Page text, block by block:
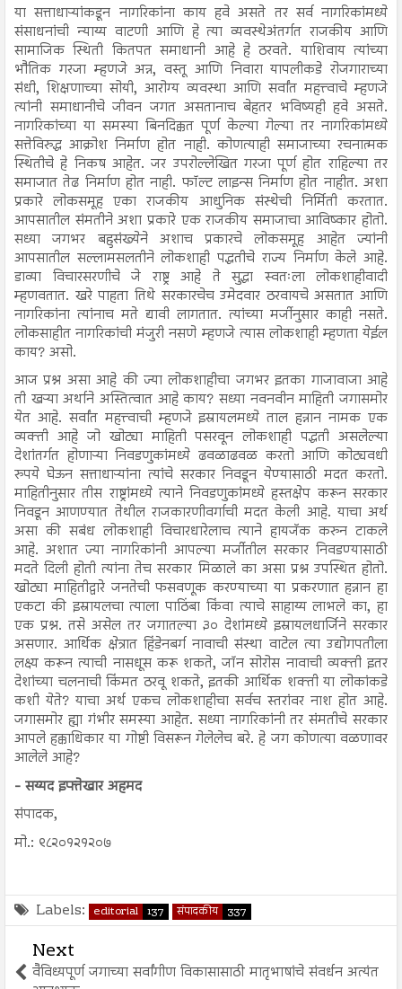
या सत्ताधाऱ्यांकडून नागरिकांना काय हवे असते तर सर्व नागरिकांमध्ये
संसाधनांची न्याय्य वाटणी आणि हे त्या व्यवस्थेअंतर्गत राजकीय आणि
सामाजिक स्थिती कितपत समाधानी आहे हे ठरवते. याशिवाय त्यांच्या
भौतिक गरजा म्हणजे अन्न, वस्तू आणि निवारा यापलीकडे रोजगाराच्या
संधी, शिक्षणाच्या सोयी, आरोग्य व्यवस्था आणि सर्वांत महत्त्वाचे म्हणजे
त्यांनी समाधानीचे जीवन जगत असतानाच बेहतर भविष्यही हवे असते.
नागरिकांच्या या समस्या बिनदिक्कत पूर्ण केल्या गेल्या तर नागरिकांमध्ये
सत्तेविरुद्ध आक्रोश निर्माण होत नाही. कोणत्याही समाजाच्या रचनात्मक
स्थितीचे हे निकष आहेत. जर उपरोल्लेखित गरजा पूर्ण होत राहिल्या तर
समाजात तेढ निर्माण होत नाही. फॉल्ट लाइन्स निर्माण होत नाहीत. अशा
प्रकारे लोकसमूह एका राजकीय आधुनिक संस्थेची निर्मिती करतात.
आपसातील संमतीने अशा प्रकारे एक राजकीय समाजाचा आविष्कार होतो.
सध्या जगभर बहुसंख्येने अशाच प्रकारचे लोकसमूह आहेत ज्यांनी
आपसातील सल्लामसलतीने लोकशाही पद्धतीचे राज्य निर्माण केले आहे.
डाव्या विचारसरणीचे जे राष्ट्र आहे ते सुद्धा स्वतःला लोकशाहीवादी
म्हणवतात. खरे पाहता तिथे सरकारचेच उमेदवार ठरवायचे असतात आणि
नागरिकांना त्यांनाच मते द्यावी लागतात. त्यांच्या मर्जीनुसार काही नसते.
लोकसाहीत नागरिकांची मंजुरी नसणे म्हणजे त्यास लोकशाही म्हणता येईल
काय? असो.
आज प्रश्न असा आहे की ज्या लोकशाहीचा जगभर इतका गाजावाजा आहे
ती खऱ्या अर्थाने अस्तित्वात आहे काय? सध्या नवनवीन माहिती जगासमोर
येत आहे. सर्वांत महत्त्वाची म्हणजे इस्रायलमध्ये ताल हन्नान नामक एक
व्यक्ती आहे जो खोट्या माहिती पसरवून लोकशाही पद्धती असलेल्या
देशांतर्गत होणाऱ्या निवडणुकांमध्ये ढवळाढवळ करतो आणि कोट्यवधी
रुपये घेऊन सत्ताधाऱ्यांना त्यांचे सरकार निवडून येण्यासाठी मदत करतो.
माहितीनुसार तीस राष्ट्रांमध्ये त्याने निवडणुकांमध्ये हस्तक्षेप करून सरकार
निवडून आणण्यात तेथील राजकारणीवर्गाची मदत केली आहे. याचा अर्थ
असा की सबंध लोकशाही विचारधारेलाच त्याने हायजॅक करुन टाकले
आहे. अशात ज्या नागरिकांनी आपल्या मर्जीतील सरकार निवडण्यासाठी
मदते दिली होती त्यांना तेच सरकार मिळाले का असा प्रश्न उपस्थित होतो.
खोट्या माहितीद्वारे जनतेची फसवणूक करण्याच्या या प्रकरणात हन्नान हा
एकटा की इस्रायलचा त्याला पाठिंबा किंवा त्याचे साहाय्य लाभले का, हा
एक प्रश्न. तसे असेल तर जगातल्या ३० देशांमध्ये इस्रायलधार्जिने सरकार
असणार. आर्थिक क्षेत्रात हिंडेनबर्ग नावाची संस्था वाटेल त्या उद्योगपतीला
लक्ष्य करून त्याची नासधूस करू शकते, जॉन सोरोस नावाची व्यक्ती इतर
देशांच्या चलनाची किंमत ठरवू शकते, इतकी आर्थिक शक्ती या लोकांकडे
कशी येते? याचा अर्थ एकच लोकशाहीचा सर्वच स्तरांवर नाश होत आहे.
जगासमोर ह्या गंभीर समस्या आहेत. सध्या नागरिकांनी तर संमतीचे सरकार
आपले हक्काधिकार या गोष्टी विसरून गेलेलेच बरे. हे जग कोणत्या वळणावर
आलेले आहे?
- सय्यद इफ्तेखार अहमद
संपादक,
मो.: ९८२०१२१२०७
Labels: editorial 137 संपादकीय 337
Next
वैविध्यपूर्ण जगाच्या सर्वांगीण विकासासाठी मातृभाषांचे संवर्धन अत्यंत